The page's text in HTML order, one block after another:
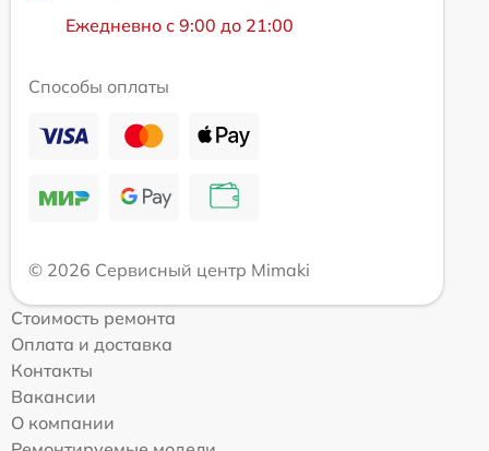
Ежедневно с 9:00 до 21:00
Способы оплаты
© 2026 Сервисный центр Mimaki
Стоимость ремонта
Оплата и доставка
Контакты
Вакансии
О компании